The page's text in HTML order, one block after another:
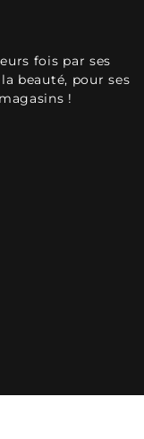
fois par ses
beauté, pour ses
!